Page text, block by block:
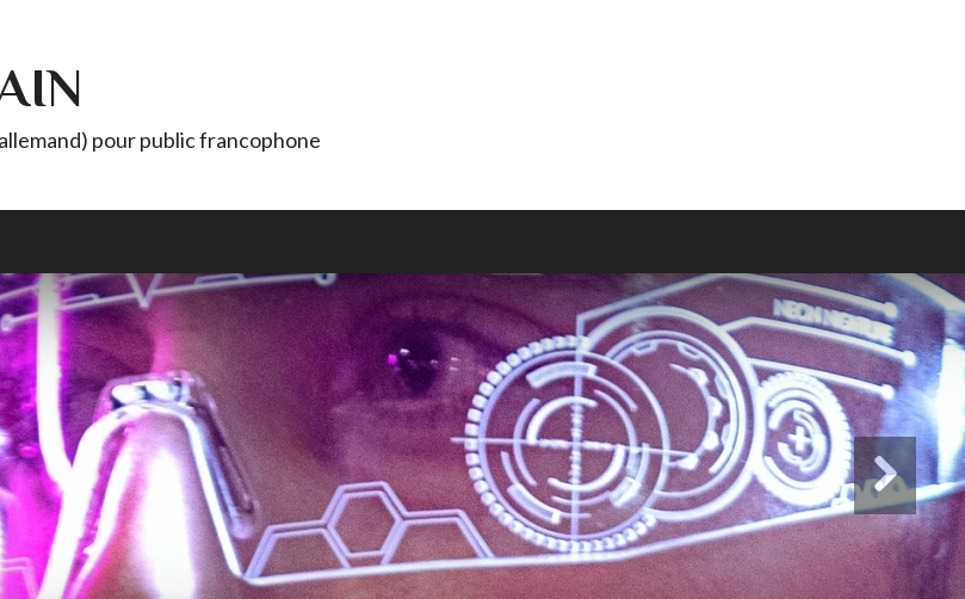
pour public francophone